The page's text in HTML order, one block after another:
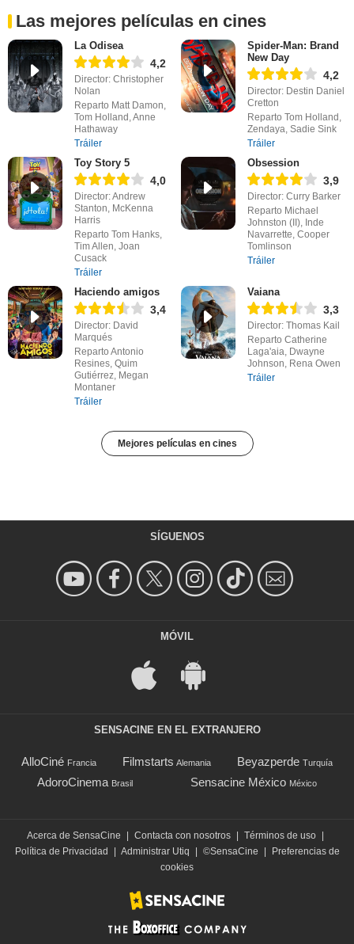
Las mejores películas en cines
La Odisea
4,2
Director: Christopher
Nolan
Reparto Matt Damon,
Tom Holland, Anne
Hathaway
Tráiler
Spider-Man: Brand
New Day
4,2
Director: Destin Daniel
Cretton
Reparto Tom Holland,
Zendaya, Sadie Sink
Tráiler
Toy Story 5
4,0
Director: Andrew
Stanton, McKenna
Harris
Reparto Tom Hanks,
Tim Allen, Joan
Cusack
Tráiler
Obsession
3,9
Director: Curry Barker
Reparto Michael
Johnston (II), Inde
Navarrette, Cooper
Tomlinson
Tráiler
Haciendo amigos
3,4
Director: David
Marqués
Reparto Antonio
Resines, Quim
Gutiérrez, Megan
Montaner
Tráiler
Vaiana
3,3
Director: Thomas Kail
Reparto Catherine
Laga'aia, Dwayne
Johnson, Rena Owen
Tráiler
Mejores películas en cines
SÍGUENOS
MÓVIL
SENSACINE EN EL EXTRANJERO
AlloCiné Francia Filmstarts Alemania Beyazperde Turquía
AdoroCinema Brasil Sensacine México México
Acerca de SensaCine Contacta con nosotros Términos de uso
Política de Privacidad
Administrar Utiq ©SensaCine
Preferencias de
cookies